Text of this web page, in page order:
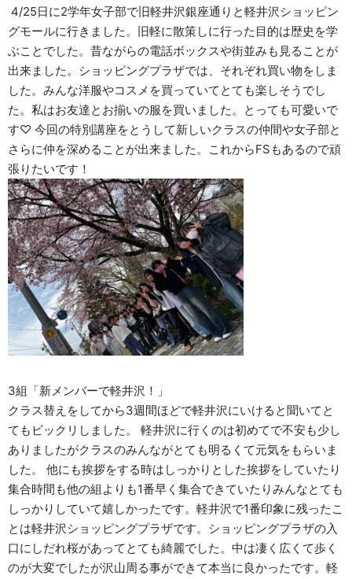
4/25日に2学年女子部で旧軽井沢銀座通りと軽井沢ショッピン
グモールに行きました。旧軽に散策しに行った目的は歴史を学
ぶことでした。昔ながらの電話ボックスや街並みも見ることが
出来ました。ショッピングプラザでは、それぞれ買い物をしま
した。みんな洋服やコスメを買っていてとても楽しそうでし
た。私はお友達とお揃いの服を買いました。とっても可愛いで
す♡ 今回の特別講座をとうして新しいクラスの仲間や女子部と
さらに仲を深めることが出来ました。これからFSもあるので頑
張りたいです！
3組「新メンバーで軽井沢！」
クラス替えをしてから3週間ほどで軽井沢にいけると聞いてと
てもビックリしました。 軽井沢に行くのは初めてで不安も少し
ありましたがクラスのみんながとても明るくて元気をもらいま
した。 他にも挨拶をする時はしっかりとした挨拶をしていたり
集合時間も他の組よりも1番早く集合できていたりみんなとても
しっかりしていて嬉しかったです。軽井沢で1番印象に残ったこ
とは軽井沢ショッピングプラザです。ショッピングプラザの入
口にしだれ桜があってとても綺麗でした。中は凄く広くて歩く
のが大変でしたが沢山周る事ができて本当に良かったです。軽